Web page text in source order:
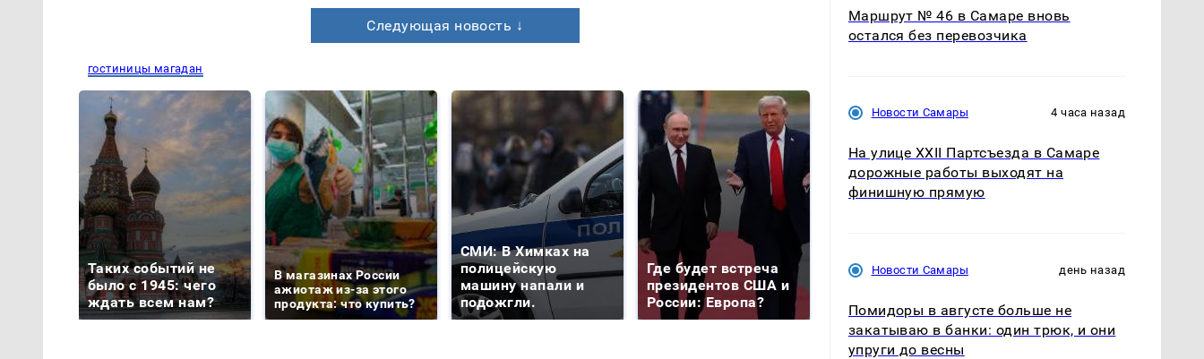
Следующая новость ↓
гостиницы магадан
Таких событий не
было с 1945: чего
ждать всем нам?
В магазинах России
ажиотаж из-за этого
продукта: что купить?
СМИ: В Химках на
полицейскую
машину напали и
подожгли.
Где будет встреча
президентов США и
России: Европа?
Такую зиму в России
так?!
Как выглядит место
Маршрут № 46 в Самаре вновь
остался без перевозчика
Новости Самары 4 часа назад
На улице XXII Партсъезда в Самаре
дорожные работы выходят на
финишную прямую
Новости Самары день назад
Помидоры в августе больше не
закатываю в банки: один трюк, и они
упруги до весны